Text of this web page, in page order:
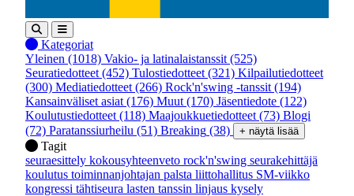
Kategoriat
Yleinen (1018) Vakio- ja latinalaistanssit (525)
Seuratiedotteet (452) Tulostiedotteet (321) Kilpailutiedotteet
(300) Mediatiedotteet (266) Rock'n'swing -tanssit (194)
Kansainväliset asiat (176) Muut (170) Jäsentiedote (122)
Koulutustiedotteet (118) Maajoukkuetiedotteet (73) Blogi
(72) Paratanssiurheilu (51) Breaking (38) + näytä lisää
Tagit
seuraesittely kokousyhteenveto rock'n'swing seurakehittäjä
koulutus toiminnanjohtajan palsta liittohallitus SM-viikko
kongressi tähtiseura lasten tanssin linjaus kysely